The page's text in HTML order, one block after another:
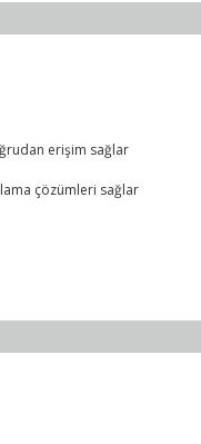
erişim sağlar
çözümleri sağlar